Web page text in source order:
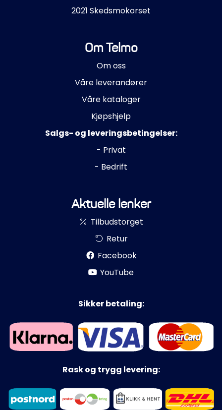
2021 Skedsmokorset
Om Telmo
Om oss
Våre leverandører
Våre kataloger
Kjøpshjelp
Salgs- og leveringsbetingelser:
- Privat
- Bedrift
Aktuelle lenker
Tilbudstorget
Retur
Facebook
YouTube
Sikker betaling:
Rask og trygg levering: